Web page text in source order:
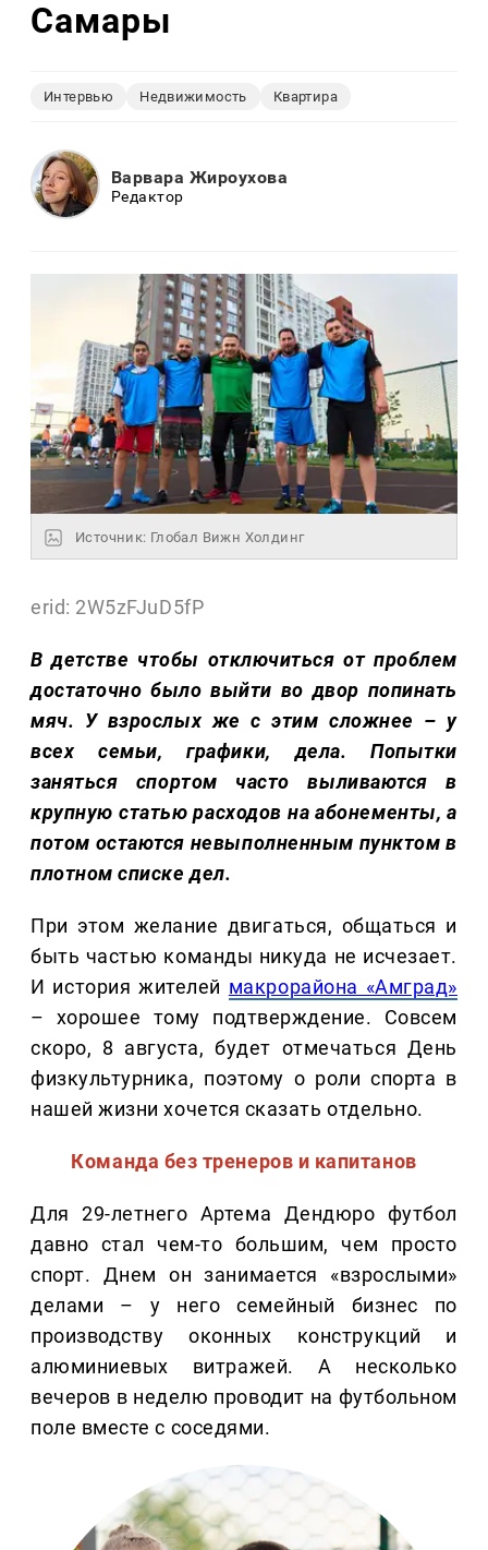
Самары
Интервью Недвижимость Квартира
Варвара Жироухова
Редактор
Источник: Глобал Вижн Холдинг
erid: 2W5zFJuD5fP
В детстве чтобы отключиться от проблем
достаточно было выйти во двор попинать
мяч. У взрослых же с этим сложнее – у
всех семьи, графики, дела. Попытки
заняться спортом часто выливаются в
крупную статью расходов на абонементы, а
потом остаются невыполненным пунктом в
плотном списке дел.
При этом желание двигаться, общаться и
быть частью команды никуда не исчезает.
И история жителей макрорайона «Амград»
– хорошее тому подтверждение. Совсем
скоро, 8 августа, будет отмечаться День
физкультурника, поэтому о роли спорта в
нашей жизни хочется сказать отдельно.
Команда без тренеров и капитанов
Для 29-летнего Артема Дендюро футбол
давно стал чем-то большим, чем просто
спорт. Днем он занимается «взрослыми»
делами – у него семейный бизнес по
производству оконных конструкций и
алюминиевых витражей. А несколько
вечеров в неделю проводит на футбольном
поле вместе с соседями.